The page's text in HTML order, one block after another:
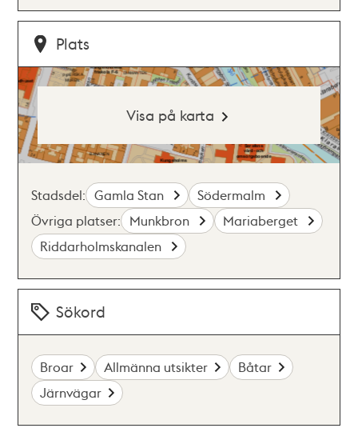
Plats
Visa på karta
Stadsdel: Gamla Stan
Södermalm
Övriga platser: Munkbron
Mariaberget
Riddarholmskanalen
Sökord
Broar Allmänna utsikter
Båtar
Järnvägar